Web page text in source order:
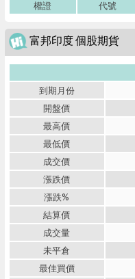
權證 代號
富邦印度 個股期貨
到期月份
開盤價
最高價
最低價
成交價
漲跌價
漲跌%
結算價
成交量
未平倉
最佳買價